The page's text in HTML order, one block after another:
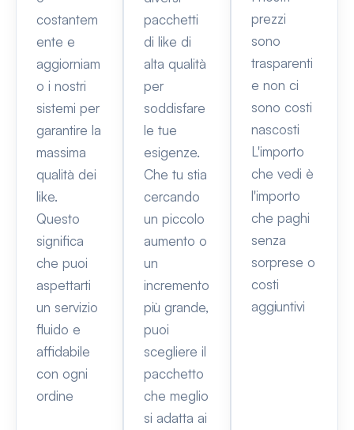
costantem
ente e
aggiorniam
o i nostri
sistemi per
garantire la
massima
qualità dei
like.
Questo
significa
che puoi
aspettarti
un servizio
fluido e
affidabile
con ogni
ordine
pacchetti
di like di
alta qualità
per
soddisfare
le tue
esigenze.
Che tu stia
cercando
un piccolo
aumento o
un
incremento
più grande,
puoi
scegliere il
pacchetto
che meglio
si adatta ai
prezzi
sono
trasparenti
e non ci
sono costi
nascosti
L'importo
che vedi è
l'importo
che paghi
senza
sorprese o
costi
aggiuntivi